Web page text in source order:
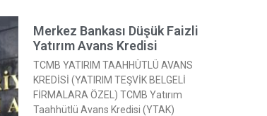
Merkez Bankası Düşük Faizli
Yatırım Avans Kredisi
TCMB YATIRIM TAAHHÜTLÜ AVANS
KREDİSİ (YATIRIM TEŞVİK BELGELİ
FİRMALARA ÖZEL) TCMB Yatırım
Taahhütlü Avans Kredisi (YTAK)